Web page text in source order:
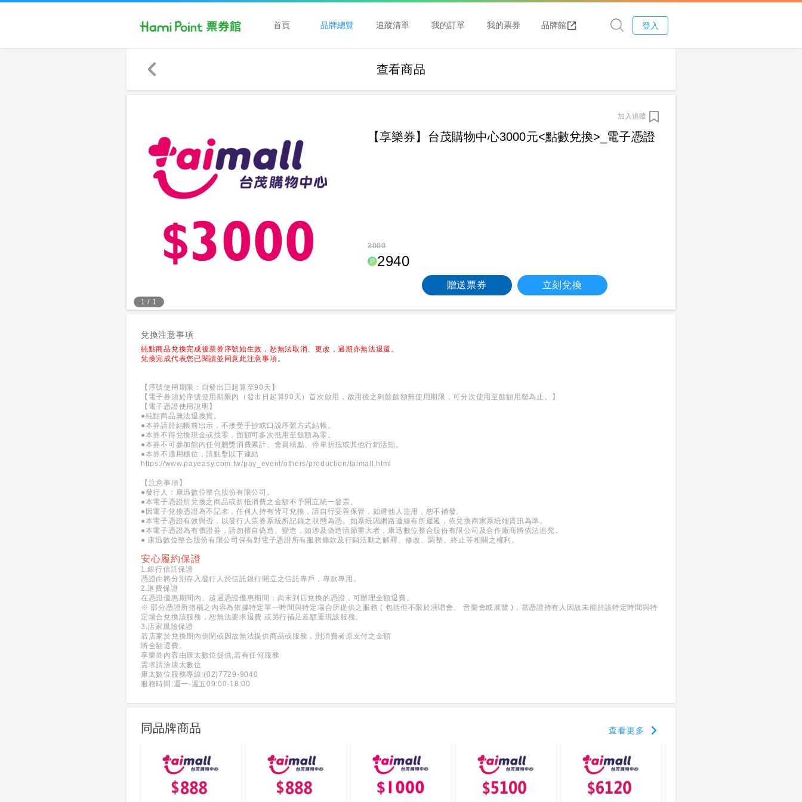
首頁 品牌總覽 追蹤清單 我的訂單 我的票券 品牌館 登入
查看商品
1 / 1
加入追蹤
【享樂券】台茂購物中心3000元<點數兌換>_電子憑證
3000
2940
贈送票券 立刻兌換
兌換注意事項
純點商品兌換完成後票券序號始生效，恕無法取消、更改，過期亦無法退還。
兌換完成代表您已閱讀並同意此注意事項。
【序號使用期限：自發出日起算至90天】
【電子券須於序號使用期限內（發出日起算90天）首次啟用，啟用後之剩餘餘額無使用期限，可分次使用至餘額用罄為止。】
【電子憑證使用說明】
●純點商品無法退換貨。
●本券請於結帳前出示，不接受手抄或口說序號方式結帳。
●本券不得兌換現金或找零，面額可多次抵用至餘額為零。
●本券不可參加館內任何贈獎消費累計、會員積點、停車折抵或其他行銷活動。
●本券不適用櫃位，請點擊以下連結
https://www.payeasy.com.tw/pay_event/others/production/taimall.html
【注意事項】
●發行人：康迅數位整合股份有限公司。
●本電子憑證所兌換之商品或折抵消費之金額不予開立統一發票。
●因電子兌換憑證為不記名，任何人持有皆可兌換，請自行妥善保管，如遭他人盜用，恕不補發。
●本電子憑證有效與否，以發行人票券系統所記錄之狀態為憑。如系統因網路連線有所遲延，依兌換商家系統端資訊為準。
●本電子憑證為有價證券，請勿擅自偽造、變造，如涉及偽造情節重大者，康迅數位整合股份有限公司及合作廠商將依法追究。
● 康迅數位整合股份有限公司保有對電子憑證所有服務條款及行銷活動之解釋、修改、調整、終止等相關之權利。
安心履約保證
1.銀行信託保證
憑證由將分別存入發行人於信託銀行開立之信託專戶，專款專用。
2.退費保證
在憑證優惠期間內、超過憑證優惠期間：尚未到店兌換的憑證，可辦理全額退費。
※ 部分憑證所指稱之內容為依據特定單一時間與特定場合所提供之服務 ( 包括但不限於演唱會、 音樂會或展覽 )，當憑證持有人因故未能於該特定時間與特
定場合兌換該服務，恕無法要求退費 或另行補足差額重現該服務。
3.店家風險保證
若店家於兌換期內倒閉或因故無法提供商品或服務，則消費者原支付之金額
將全額退費。
享樂券內容由康太數位提供,若有任何服務
需求請洽康太數位
康太數位服務專線:(02)7729-9040
服務時間:週一-週五09:00-18:00
同品牌商品 查看更多